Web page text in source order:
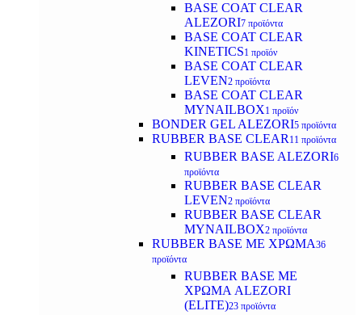
BASE COAT CLEAR
ALEZORI7 προϊόντα
BASE COAT CLEAR
KINETICS1 προϊόν
BASE COAT CLEAR
LEVEN2 προϊόντα
BASE COAT CLEAR
MYNAILBOX1 προϊόν
BONDER GEL ALEZORI5 προϊόντα
RUBBER BASE CLEAR 11 προϊόντα
RUBBER BASE ALEZORI6
προϊόντα
RUBBER BASE CLEAR
LEVEN2 προϊόντα
RUBBER BASE CLEAR
MYNAILBOX2 προϊόντα
RUBBER BASE ΜΕ ΧΡΩΜΑ36
προϊόντα
RUBBER BASE ΜΕ
ΧΡΩΜΑ ALEZORI
(ELITE)23 προϊόντα